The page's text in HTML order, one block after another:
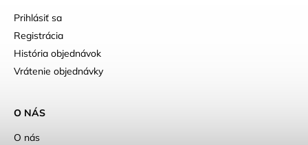
Prihlásiť sa
Registrácia
História objednávok
Vrátenie objednávky
O NÁS
O nás